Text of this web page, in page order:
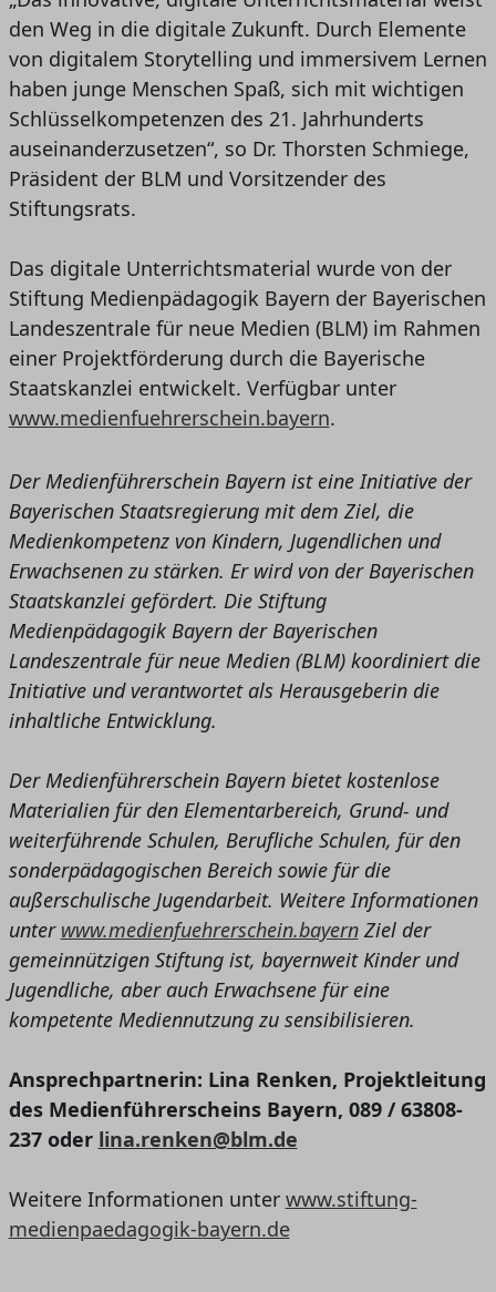
den Weg in die digitale Zukunft. Durch Elemente
von digitalem Storytelling und immersivem Lernen
haben junge Menschen Spaß, sich mit wichtigen
Schlüsselkompetenzen des 21. Jahrhunderts
auseinanderzusetzen“, so Dr. Thorsten Schmiege,
Präsident der BLM und Vorsitzender des
Stiftungsrats.
Das digitale Unterrichtsmaterial wurde von der
Stiftung Medienpädagogik Bayern der Bayerischen
Landeszentrale für neue Medien (BLM) im Rahmen
einer Projektförderung durch die Bayerische
Staatskanzlei entwickelt. Verfügbar unter
www.medienfuehrerschein.bayern.
Der Medienführerschein Bayern ist eine Initiative der
Bayerischen Staatsregierung mit dem Ziel, die
Medienkompetenz von Kindern, Jugendlichen und
Erwachsenen zu stärken. Er wird von der Bayerischen
Staatskanzlei gefördert. Die Stiftung
Medienpädagogik Bayern der Bayerischen
Landeszentrale für neue Medien (BLM) koordiniert die
Initiative und verantwortet als Herausgeberin die
inhaltliche Entwicklung.
Der Medienführerschein Bayern bietet kostenlose
Materialien für den Elementarbereich, Grund- und
weiterführende Schulen, Berufliche Schulen, für den
sonderpädagogischen Bereich sowie für die
außerschulische Jugendarbeit. Weitere Informationen
unter www.medienfuehrerschein.bayernZiel der
gemeinnützigen Stiftung ist, bayernweit Kinder und
Jugendliche, aber auch Erwachsene für eine
kompetente Mediennutzung zu sensibilisieren.
Ansprechpartnerin: Lina Renken, Projektleitung
des Medienführerscheins Bayern, 089 / 63808-
237 oder lina.renken@blm.de
Weitere Informationen unter www.stiftung-
medienpaedagogik-bayern.de